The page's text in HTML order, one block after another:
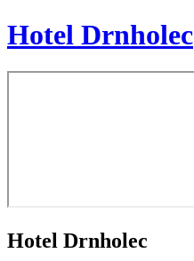
Hotel Drnholec
Hotel Drnholec